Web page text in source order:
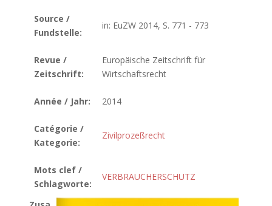
Source /
Fundstelle:
in: EuZW 2014, S. 771 - 773
Revue /
Zeitschrift:
Europäische Zeitschrift für
Wirtschaftsrecht
Année / Jahr: 2014
Catégorie /
Kategorie:
Zivilprozeßrecht
Mots clef /
Schlagworte:
VERBRAUCHERSCHUTZ